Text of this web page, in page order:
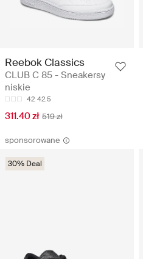
Reebok Classics
CLUB C 85 - Sneakersy
niskie
42 42.5
311.40 zł 519 zł
sponsorowane
30% Deal